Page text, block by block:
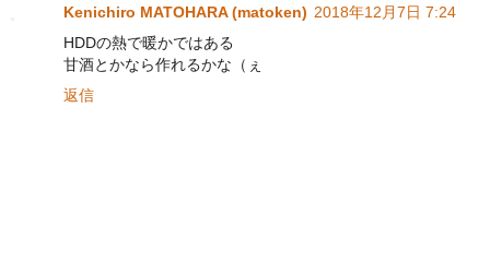
Kenichiro MATOHARA (matoken) 2018年12月7日 7:24
HDDの熱で暖かではある
甘酒とかなら作れるかな（ぇ
返信